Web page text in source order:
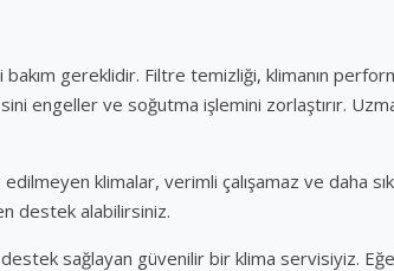
bakım gereklidir. Filtre temizliği, klimanın
engeller ve soğutma işlemini zorlaştırır.
klimalar, verimli çalışamaz ve daha
destek alabilirsiniz.
sağlayan güvenilir bir klima servisiyiz.